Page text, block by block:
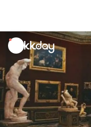
unread
notifications